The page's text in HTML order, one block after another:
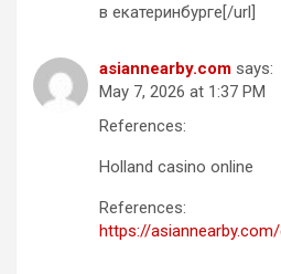
в екатеринбурге[/url]
asiannearby.com says:
May 7, 2026 at 1:37 PM
References:
Holland casino online
References:
https://